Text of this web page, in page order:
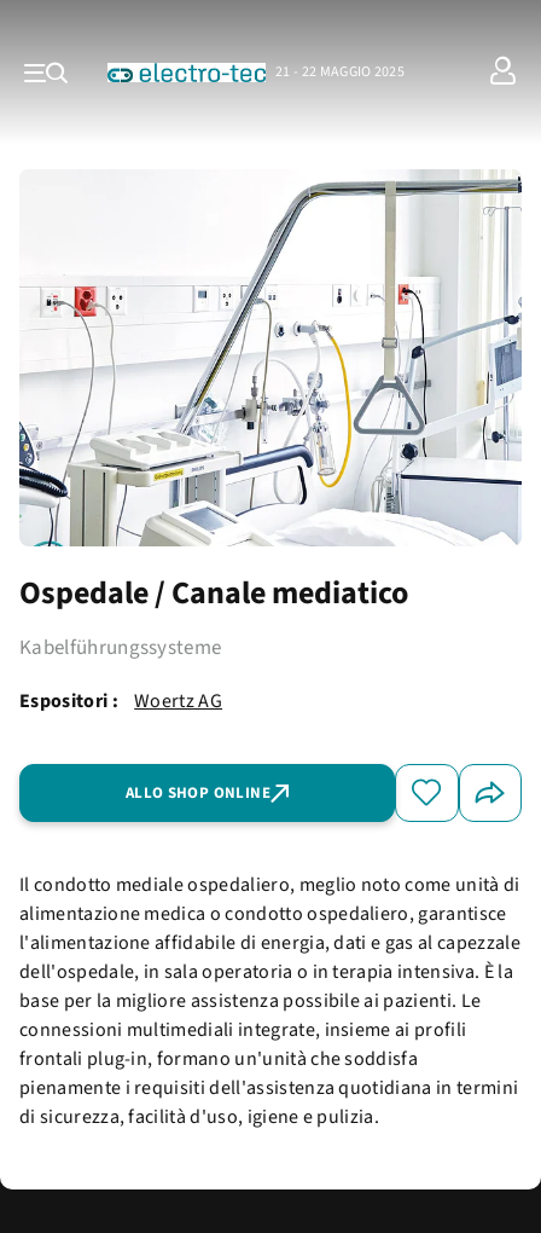
21 - 22 MAGGIO 2025
Ospedale / Canale mediatico
Kabelführungssysteme
Espositori : Woertz AG
ALLO SHOP ONLINE
Il condotto mediale ospedaliero, meglio noto come unità di
alimentazione medica o condotto ospedaliero, garantisce
l'alimentazione affidabile di energia, dati e gas al capezzale
dell'ospedale, in sala operatoria o in terapia intensiva. È la
base per la migliore assistenza possibile ai pazienti. Le
connessioni multimediali integrate, insieme ai profili
frontali plug-in, formano un'unità che soddisfa
pienamente i requisiti dell'assistenza quotidiana in termini
di sicurezza, facilità d'uso, igiene e pulizia.